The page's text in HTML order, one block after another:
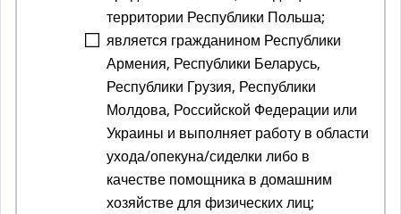
территории Республики Польша;
является гражданином Республики
Армения, Республики Беларусь,
Республики Грузия, Республики
Молдова, Российской Федерации или
Украины и выполняет работу в области
ухода/опекуна/сиделки либо в
качестве помощника в домашним
хозяйстве для физических лиц;